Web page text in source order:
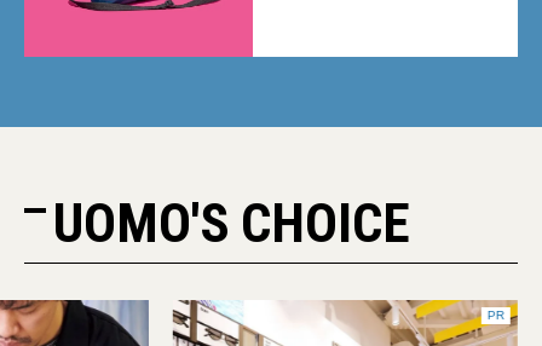
UOMO'S CHOICE